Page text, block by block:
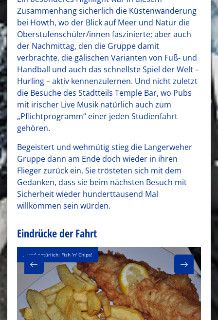
Zusammenhang sicherlich die Küstenwanderung
bei Howth, wo der Blick auf Meer und Natur die
Oberstufenschüler/innen faszinierte; aber auch
der Nachmittag, den die Gruppe damit
verbrachte, die gälischen Varianten von Fuß- und
Handball und auch das schnellste Spiel der Welt –
Hurling – aktiv kennenzulernen. Und nicht zuletzt
die Besuche des Stadtteils Temple Bar, wo Pubs
mit irischer Live Musik natürlich auch zum
„Pflichtprogramm“ einer jeden Studienfahrt
gehören.
Begeistert und wehmütig stieg die Langerweher
Gruppe dann am Ende doch wieder in ihren
Flieger zurück ein. Sie trösteten sich mit dem
Gedanken, dass sie beim nächsten Besuch mit
Sicherheit wieder hunderttausend Mal
willkommen sein würden.
Eindrücke der Fahrt
...und natürlich: Fish 'n' Chips!